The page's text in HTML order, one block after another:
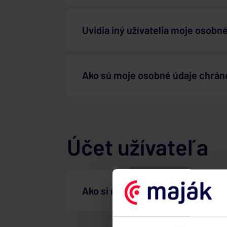
Uvidia iný užívatelia moje
Ako sú moje osobné údaje
Účet užívateľa
Ako si môžem zmeniť svoje